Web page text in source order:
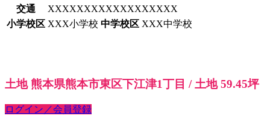
交通
XXXXXXXXXXXXXXXXXX
小学校区 XXX小学校 中学校区 XXX中学校
土地 熊本県熊本市東区下江津1丁目 / 土地 59.45坪
ログイン／会員登録